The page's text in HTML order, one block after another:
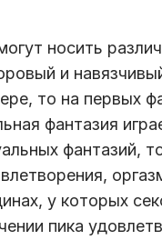
носить
и
то на первых
фантазия
фантазий,
у которых
пика